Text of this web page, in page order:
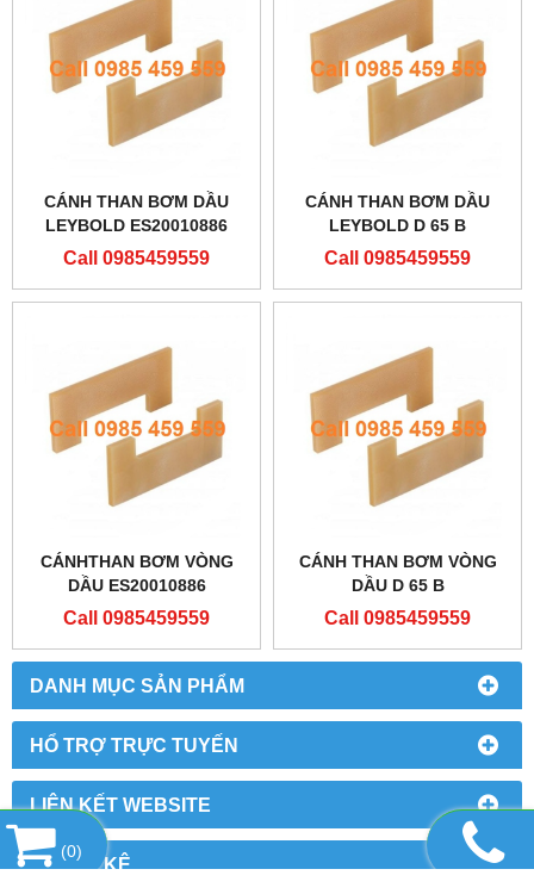
DANH MỤC SẢN PHẨM
HỔ TRỢ TRỰC TUYẾN
LIÊN KẾT WEBSITE
THỐNG KÊ
CÁNH THAN BƠM DẦU
LEYBOLD ES20010886
Call 0985459559
CÁNH THAN BƠM DẦU
LEYBOLD D 65 B
Call 0985459559
CÁNHTHAN BƠM VÒNG
DẦU ES20010886
Call 0985459559
CÁNH THAN BƠM VÒNG
DẦU D 65 B
Call 0985459559
(0)